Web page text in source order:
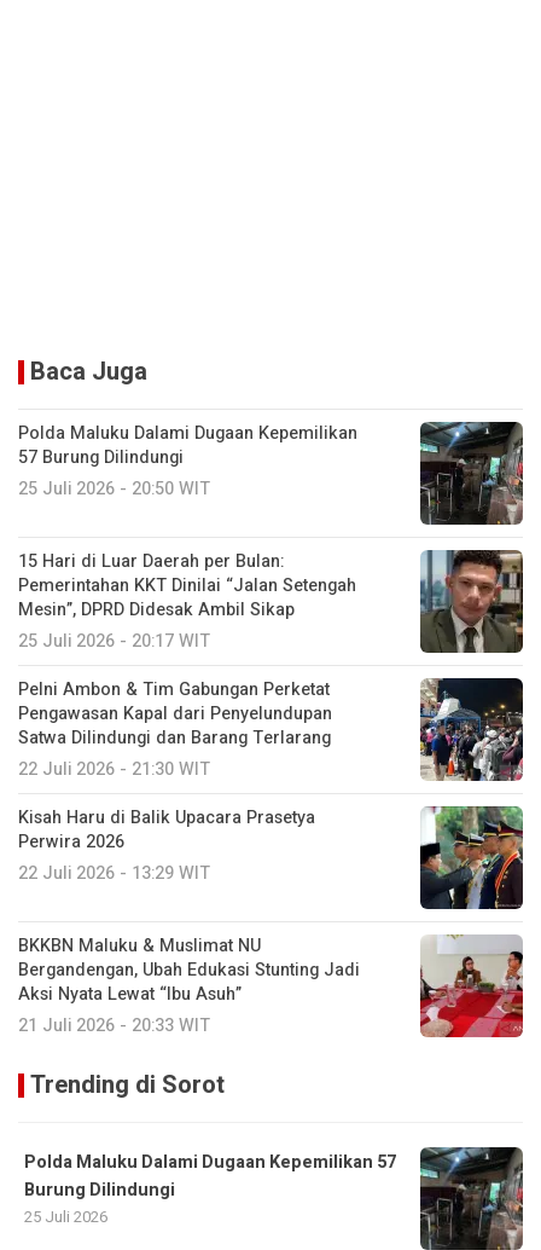
Baca Juga
Polda Maluku Dalami Dugaan Kepemilikan
57 Burung Dilindungi
25 Juli 2026 - 20:50 WIT
15 Hari di Luar Daerah per Bulan:
Pemerintahan KKT Dinilai “Jalan Setengah
Mesin”, DPRD Didesak Ambil Sikap
25 Juli 2026 - 20:17 WIT
Pelni Ambon & Tim Gabungan Perketat
Pengawasan Kapal dari Penyelundupan
Satwa Dilindungi dan Barang Terlarang
22 Juli 2026 - 21:30 WIT
Kisah Haru di Balik Upacara Prasetya
Perwira 2026
22 Juli 2026 - 13:29 WIT
BKKBN Maluku & Muslimat NU
Bergandengan, Ubah Edukasi Stunting Jadi
Aksi Nyata Lewat “Ibu Asuh”
21 Juli 2026 - 20:33 WIT
Trending di Sorot
Polda Maluku Dalami Dugaan Kepemilikan 57
Burung Dilindungi
25 Juli 2026